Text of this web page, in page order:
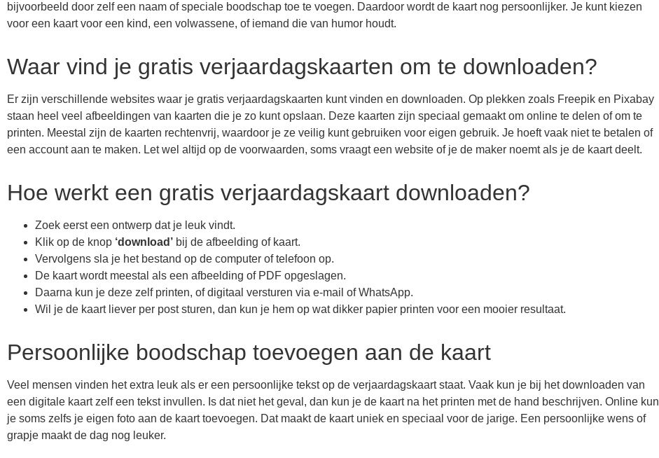
bijvoorbeeld door zelf een naam of speciale boodschap toe te voegen. Daardoor wordt de kaart nog persoonlijker. Je kunt kiezen
voor een kaart voor een kind, een volwassene, of iemand die van humor houdt.
Waar vind je gratis verjaardagskaarten om te downloaden?
Er zijn verschillende websites waar je gratis verjaardagskaarten kunt vinden en downloaden. Op plekken zoals Freepik en Pixabay
staan heel veel afbeeldingen van kaarten die je zo kunt opslaan. Deze kaarten zijn speciaal gemaakt om online te delen of om te
printen. Meestal zijn de kaarten rechtenvrij, waardoor je ze veilig kunt gebruiken voor eigen gebruik. Je hoeft vaak niet te betalen of
een account aan te maken. Let wel altijd op de voorwaarden, soms vraagt een website of je de maker noemt als je de kaart deelt.
Hoe werkt een gratis verjaardagskaart downloaden?
Zoek eerst een ontwerp dat je leuk vindt.
Klik op de knop ‘download’ bij de afbeelding of kaart.
Vervolgens sla je het bestand op de computer of telefoon op.
De kaart wordt meestal als een afbeelding of PDF opgeslagen.
Daarna kun je deze zelf printen, of digitaal versturen via e-mail of WhatsApp.
Wil je de kaart liever per post sturen, dan kun je hem op wat dikker papier printen voor een mooier resultaat.
Persoonlijke boodschap toevoegen aan de kaart
Veel mensen vinden het extra leuk als er een persoonlijke tekst op de verjaardagskaart staat. Vaak kun je bij het downloaden van
een digitale kaart zelf een tekst invullen. Is dat niet het geval, dan kun je de kaart na het printen met de hand beschrijven. Online kun
je soms zelfs je eigen foto aan de kaart toevoegen. Dat maakt de kaart uniek en speciaal voor de jarige. Een persoonlijke wens of
grapje maakt de dag nog leuker.